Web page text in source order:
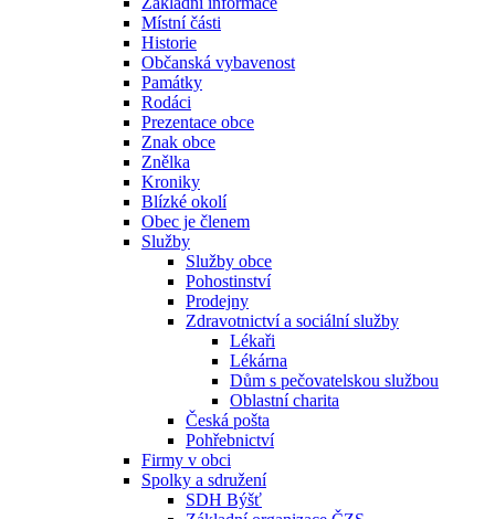
Místní části
Historie
Občanská vybavenost
Památky
Rodáci
Prezentace obce
Znak obce
Znělka
Kroniky
Blízké okolí
Obec je členem
Služby
Služby obce
Pohostinství
Prodejny
Zdravotnictví a sociální služby
Lékaři
Lékárna
Dům s pečovatelskou službou
Oblastní charita
Česká pošta
Pohřebnictví
Firmy v obci
Spolky a sdružení
SDH Býšť